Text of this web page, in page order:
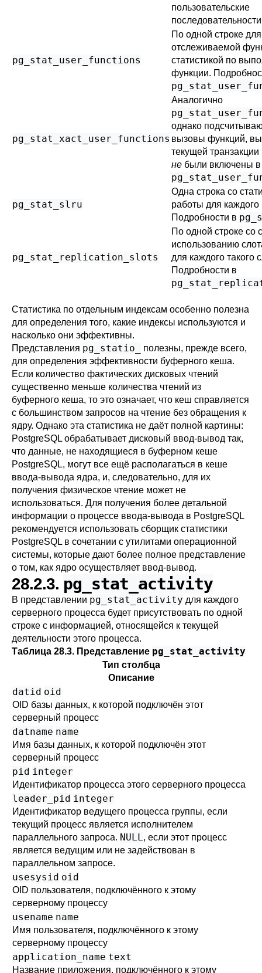
пользовательские
pg_stat_user_functions
По одной строке
отслеживаемой
статистикой по
функции.
pg_stat_xact_user_functions
Аналогично
однако
вызовы функций,
текущей
не были включены в
pg_stat_slru
Одна строка со
работы для
Подробности в
pg_stat_replication_slots
По одной строке со
использованию
для каждого такого
Подробности в
Статистика по отдельным индексам особенно полезна
для определения того, какие индексы используются и
насколько они эффективны.
Представления pg_statio_
полезны, прежде всего,
для определения эффективности буферного кеша.
Если количество фактических дисковых чтений
существенно меньше количества чтений из
буферного кеша, то это означает, что кеш справляется
с большинством запросов на чтение без обращения к
ядру. Однако эта статистика не даёт полной картины:
PostgreSQL обрабатывает дисковый ввод-вывод так,
что данные, не находящиеся в буферном кеше
PostgreSQL, могут все ещё располагаться в кеше
ввода-вывода ядра, и, следовательно, для их
получения физическое чтение может не
использоваться. Для получения более детальной
информации о процессе ввода-вывода в PostgreSQL
рекомендуется использовать сборщик статистики
PostgreSQL в сочетании с утилитами операционной
системы, которые дают более полное представление
о том, как ядро осуществляет ввод-вывод.
28.2.3. pg_stat_activity
В представлении pg_stat_activity для каждого
серверного процесса будет присутствовать по одной
строке с информацией, относящейся к текущей
деятельности этого процесса.
Таблица 28.3. Представление pg_stat_activity
Тип столбца
Описание
datid oid
OID базы данных, к которой подключён этот
серверный процесс
datname name
Имя базы данных, к которой подключён этот
серверный процесс
pid integer
Идентификатор процесса этого серверного процесса
leader_pid integer
Идентификатор ведущего процесса группы, если
текущий процесс является исполнителем
параллельного запроса. NULL, если этот процесс
является ведущим или не задействован в
параллельном запросе.
usesysid oid
OID пользователя, подключённого к этому
серверному процессу
usename name
Имя пользователя, подключённого к этому
серверному процессу
application_name text
Название приложения, подключённого к этому